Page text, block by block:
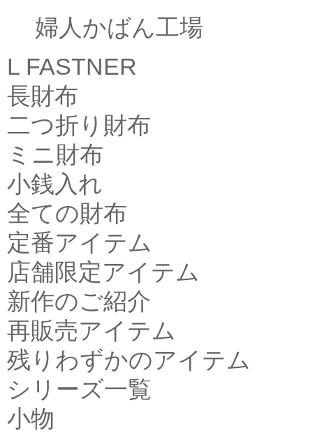
婦人かばん工場
L FASTNER
長財布
二つ折り財布
ミニ財布
小銭入れ
全ての財布
定番アイテム
店舗限定アイテム
新作のご紹介
再販売アイテム
残りわずかのアイテム
シリーズ一覧
小物